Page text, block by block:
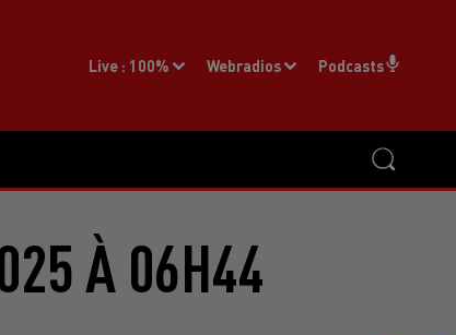
Live : 100% Webradios Podcasts
À 06H44